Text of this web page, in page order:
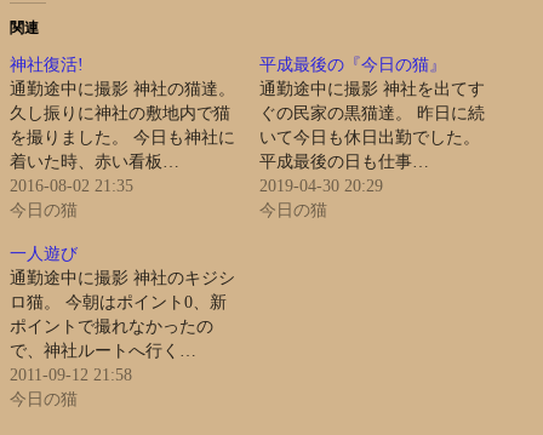
関連
神社復活!
通勤途中に撮影 神社の猫達。
久し振りに神社の敷地内で猫
を撮りました。 今日も神社に
着いた時、赤い看板…
2016-08-02 21:35
今日の猫
平成最後の『今日の猫』
通勤途中に撮影 神社を出てす
ぐの民家の黒猫達。 昨日に続
いて今日も休日出勤でした。
平成最後の日も仕事…
2019-04-30 20:29
今日の猫
一人遊び
通勤途中に撮影 神社のキジシ
ロ猫。 今朝はポイント0、新
ポイントで撮れなかったの
で、神社ルートへ行く…
2011-09-12 21:58
今日の猫